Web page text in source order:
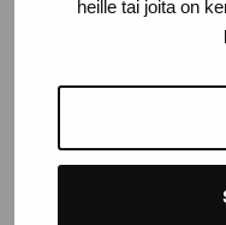
heille tai joita on